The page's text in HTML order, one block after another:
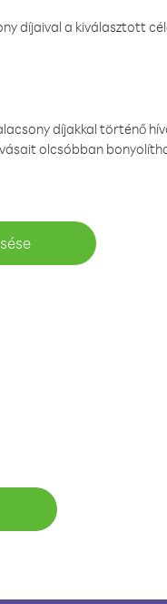
díjaival a kiválasztott
díjakkal történő
olcsóbban